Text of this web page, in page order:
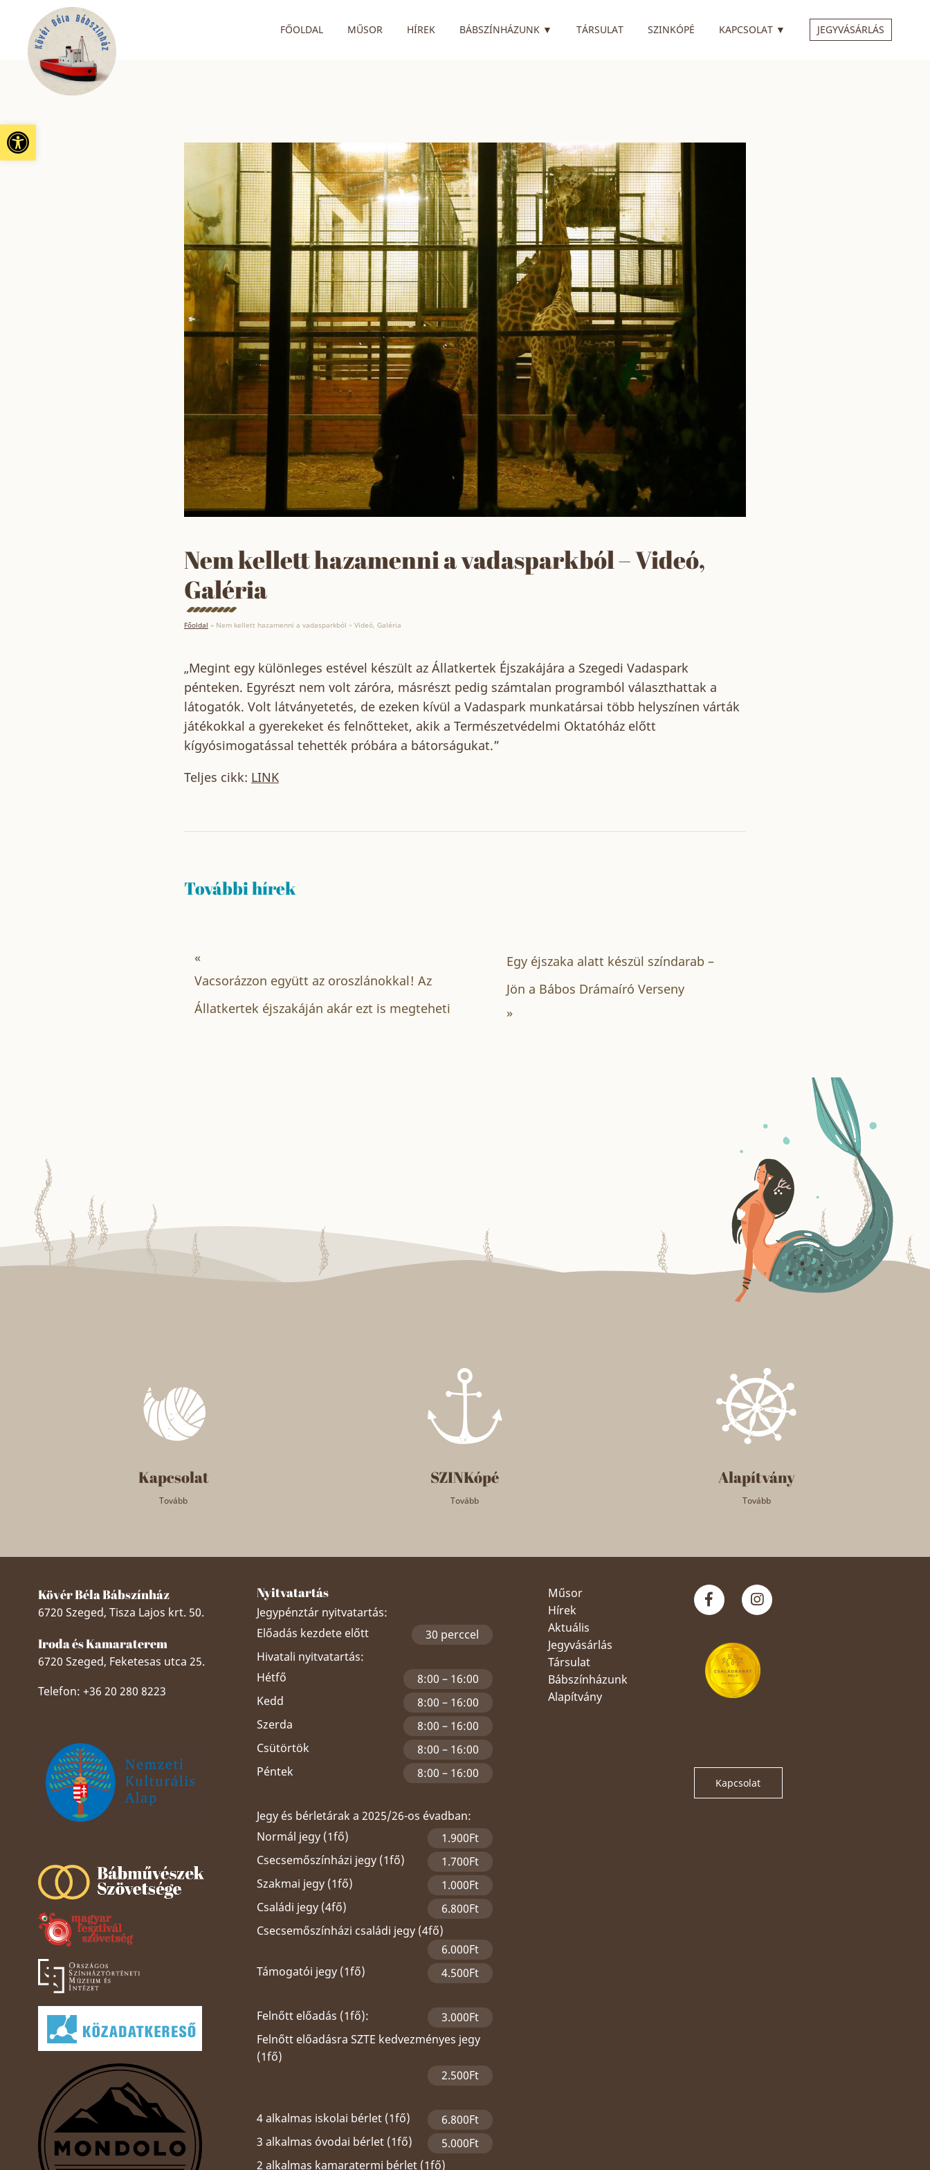
Eszköztár megnyitása
FŐOLDAL MŰSOR HÍREK BÁBSZÍNHÁZUNK ▼ RENDELKEZIK ALMENÜVEL
TÁRSULAT SZINKÓPÉ KAPCSOLAT ▼ RENDELKEZIK ALMENÜVEL
JEGYVÁSÁRLÁS
Nem kellett hazamenni a vadasparkból – Videó,
Galéria
Főoldal » Nem kellett hazamenni a vadasparkból – Videó, Galéria
„Megint egy különleges estével készült az Állatkertek Éjszakájára a Szegedi Vadaspark
pénteken. Egyrészt nem volt záróra, másrészt pedig számtalan programból választhattak a
látogatók. Volt látványetetés, de ezeken kívül a Vadaspark munkatársai több helyszínen várták
játékokkal a gyerekeket és felnőtteket, akik a Természetvédelmi Oktatóház előtt
kígyósimogatással tehették próbára a bátorságukat.”
Teljes cikk: LINK
További hírek
«
Vacsorázzon együtt az oroszlánokkal! Az
Állatkertek éjszakáján akár ezt is megteheti
Egy éjszaka alatt készül színdarab –
Jön a Bábos Drámaíró Verseny
»
Kapcsolat
Tovább
SZINKópé
Tovább
Alapítvány
Tovább
Kövér Béla Bábszínház
6720 Szeged, Tisza Lajos krt. 50.
Iroda és Kamaraterem
6720 Szeged, Feketesas utca 25.
Telefon: +36 20 280 8223
Nyitvatartás
Jegypénztár nyitvatartás:
Előadás kezdete előtt
30 perccel
Hivatali nyitvatartás:
Hétfő
8:00 – 16:00
Kedd
8:00 – 16:00
Szerda
8:00 – 16:00
Csütörtök
8:00 – 16:00
Péntek
8:00 – 16:00
Jegy és bérletárak a 2025/26-os évadban:
Normál jegy (1fő)
1.900Ft
Csecsemőszínházi jegy (1fő)
1.700Ft
Szakmai jegy (1fő)
1.000Ft
Családi jegy (4fő)
6.800Ft
Csecsemőszínházi családi jegy (4fő)
6.000Ft
Támogatói jegy (1fő)
4.500Ft
Felnőtt előadás (1fő):
3.000Ft
Felnőtt előadásra SZTE kedvezményes jegy
(1fő)
2.500Ft
4 alkalmas iskolai bérlet (1fő)
6.800Ft
3 alkalmas óvodai bérlet (1fő)
5.000Ft
2 alkalmas kamaratermi bérlet (1fő)
Műsor
Hírek
Aktuális
Jegyvásárlás
Társulat
Bábszínházunk
Alapítvány
Kapcsolat